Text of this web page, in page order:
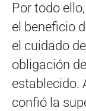
Por todo
el beneficio
el cuidado
obligación
establecido.
confió la